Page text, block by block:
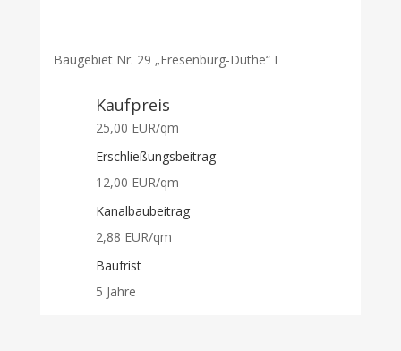
Baugebiet Nr. 29 „Fresenburg-Düthe“ I
Kaufpreis
25,00 EUR/qm
Erschließungsbeitrag
12,00 EUR/qm
Kanalbaubeitrag
2,88 EUR/qm
Baufrist
5 Jahre